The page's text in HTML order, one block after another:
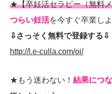
★【卒妊活セラピー（無料
つらい妊活を今すぐ卒業しよ
⇩さっそく無料で登録する⇩
http://l.e-culla.com/oi/
★もう迷わない！ 結果につ